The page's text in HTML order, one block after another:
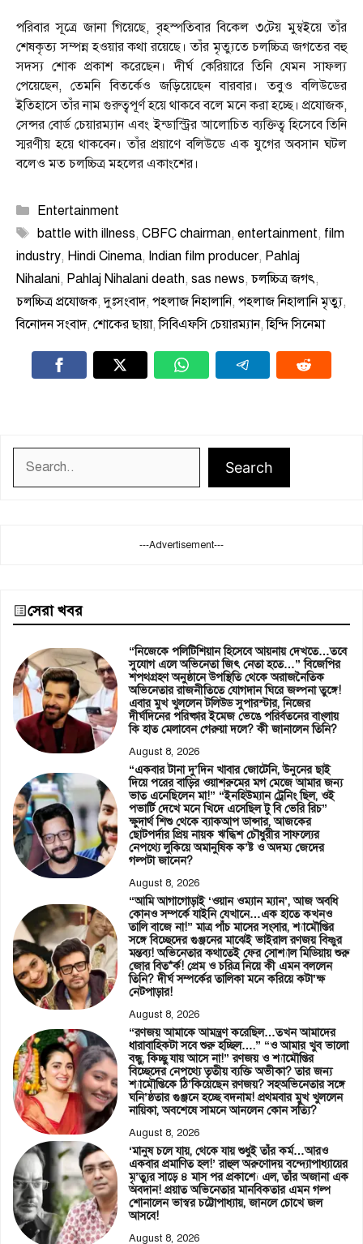
পরিবার সূত্রে জানা গিয়েছে, বৃহস্পতিবার বিকেল ৩টেয় মুম্বইয়ে তাঁর
শেষকৃত্য সম্পন্ন হওয়ার কথা রয়েছে। তাঁর মৃত্যুতে চলচ্চিত্র জগতের বহু
সদস্য শোক প্রকাশ করেছেন। দীর্ঘ কেরিয়ারে তিনি যেমন সাফল্য
পেয়েছেন, তেমনি বিতর্কেও জড়িয়েছেন বারবার। তবুও বলিউডের
ইতিহাসে তাঁর নাম গুরুত্বপূর্ণ হয়ে থাকবে বলে মনে করা হচ্ছে। প্রযোজক,
সেন্সর বোর্ড চেয়ারম্যান এবং ইন্ডাস্ট্রির আলোচিত ব্যক্তিত্ব হিসেবে তিনি
স্মরণীয় হয়ে থাকবেন। তাঁর প্রয়াণে বলিউডে এক যুগের অবসান ঘটল
বলেও মত চলচ্চিত্র মহলের একাংশের।
Categories
Entertainment
Tags
battle with illness, CBFC chairman, entertainment, film
industry, Hindi Cinema, Indian film producer, Pahlaj
Nihalani, Pahlaj Nihalani death, sas news,চলচ্চিত্র জগৎ,
চলচ্চিত্র প্রযোজক,দুঃসংবাদ, পহলাজ নিহালানি, পহলাজ নিহালানি মৃত্যু,
বিনোদন সংবাদ, শোকের ছায়া,সিবিএফসি চেয়ারম্যান,হিন্দি সিনেমা
Search
---Advertisement---
সেরা খবর
“নিজেকে পলিটিশিয়ান হিসেবে আয়নায় দেখতে…তবে
সুযোগ এলে অভিনেতা জিৎ নেতা হতে…” বিজেপির
শপথগ্রহণ অনুষ্ঠানে উপস্থিতি থেকে অরাজনৈতিক
অভিনেতার রাজনীতিতে যোগদান ঘিরে জল্পনা তুঙ্গে!
এবার মুখ খুললেন টলিউড সুপারস্টার, নিজের
দীর্ঘদিনের পরিষ্কার ইমেজ ভেঙে পরির্বতনের বাংলায়
কি হাত মেলাবেন গেরুয়া দলে? কী জানালেন তিনি?
August 8, 2026
“একবার টানা দু’দিন খাবার জোটেনি, উনুনের ছাই
দিয়ে পরের বাড়ির ওয়াশরুমের মগ মেজে আমার জন্য
ভাত এনেছিলেন মা!” “ইনহিউম্যান ট্রেনিং ছিল, ওই
পভার্টি দেখে মনে খিদে এসেছিল টু বি ভেরি রিচ”
ক্ষুদার্থ শিশু থেকে ব্যাকআপ ডান্সার, আজকের
ছোটপর্দার প্রিয় নায়ক ঋদ্ধিশ চৌধুরীর সাফল্যের
নেপথ্যে লুকিয়ে অমানুষিক ক’ষ্ট ও অদম্য জেদের
গল্পটা জানেন?
August 8, 2026
“আমি আগাগোড়াই ‘ওয়ান ওম্যান ম্যান’, আজ অবধি
কোনও সম্পর্কে যাইনি যেখানে…এক হাতে কখনও
তালি বাজে না!” মাত্র পাঁচ মাসের সংসার, শ্যামৌপ্তির
সঙ্গে বিচ্ছেদের গুঞ্জনের মাঝেই ভাইরাল রণজয় বিষ্ণুর
মন্তব্য! অভিনেতার কথাতেই ফের সোশ্যাল মিডিয়ায় শুরু
জোর বিত*র্ক! প্রেম ও চরিত্র নিয়ে কী এমন বললেন
তিনি? দীর্ঘ সম্পর্কের তালিকা মনে করিয়ে কটা’ক্ষ
নেটপাড়ার!
August 8, 2026
“রণজয় আমাকে আমন্ত্রণ করেছিল…তখন আমাদের
ধারাবাহিকটা সবে শুরু হচ্ছিল….” “ও আমার খুব ভালো
বন্ধু, কিচ্ছু যায় আসে না!” রণজয় ও শ্যামৌপ্তির
বিচ্ছেদের নেপথ্যে তৃতীয় ব্যক্তি অভীকা? তার জন্য
শ্যামৌপ্তিকে ঠি’কিয়েছেন রণজয়? সহঅভিনেতার সঙ্গে
ঘনি’ষ্ঠতার গুঞ্জনে হচ্ছে বদনাম! প্রথমবার মুখ খুললেন
নায়িকা, অবশেষে সামনে আনলেন কোন সত্যি?
August 8, 2026
‘মানুষ চলে যায়, থেকে যায় শুধুই তাঁর কর্ম…আরও
একবার প্রমাণিত হল!’ রাহুল অরুণোদয় বন্দ্যোপাধ্যায়ের
মৃ’ত্যুর সাড়ে ৪ মাস পর প্রকাশ্যে এল, তাঁর অজানা এক
অবদান! প্রয়াত অভিনেতার মানবিকতার এমন গল্প
শোনালেন ভাস্বর চট্টোপাধ্যায়, জানলে চোখে জল
আসবে!
August 8, 2026